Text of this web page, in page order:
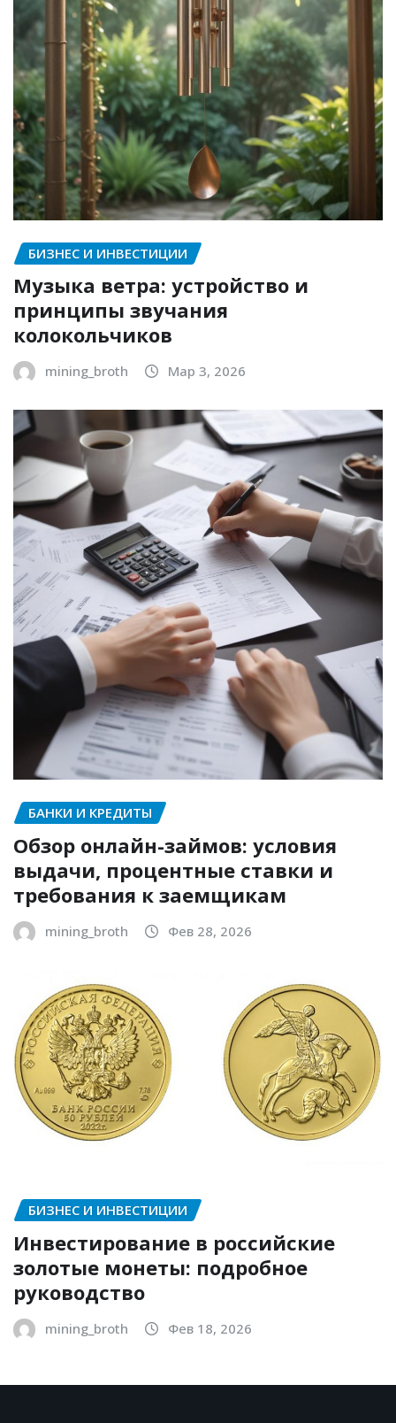
БИЗНЕС И ИНВЕСТИЦИИ
Музыка ветра: устройство и
принципы звучания
колокольчиков
mining_broth Мар 3, 2026
БАНКИ И КРЕДИТЫ
Обзор онлайн-займов: условия
выдачи, процентные ставки и
требования к заемщикам
mining_broth Фев 28, 2026
БИЗНЕС И ИНВЕСТИЦИИ
Инвестирование в российские
золотые монеты: подробное
руководство
mining_broth Фев 18, 2026